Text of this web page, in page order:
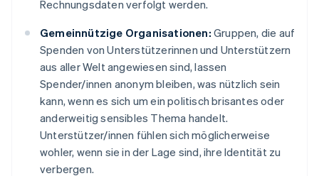
Rechnungsdaten verfolgt werden.
Gemeinnützige Organisationen: Gruppen, die auf
Spenden von Unterstützerinnen und Unterstützern
aus aller Welt angewiesen sind, lassen
Spender/innen anonym bleiben, was nützlich sein
kann, wenn es sich um ein politisch brisantes oder
anderweitig sensibles Thema handelt.
Unterstützer/innen fühlen sich möglicherweise
wohler, wenn sie in der Lage sind, ihre Identität zu
verbergen.